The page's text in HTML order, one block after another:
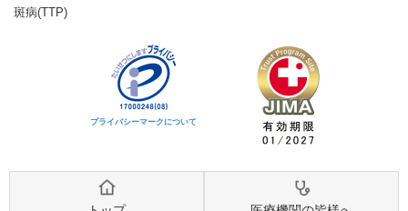
斑病(TTP)
プライバシーマークについて